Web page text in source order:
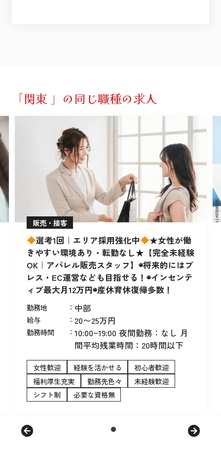
「関東 」の同じ職種の求人
販売・接客
選考1回｜エリア採用強化中
★女性が働
きやすい環境あり・転勤なし★【完全未経験
OK｜アパレル販売スタッフ】◉将来的にはプ
レス・EC運営なども目指せる！◉インセンテ
ィブ最大月12万円◉産休育休復帰多数！
勤務地 ： 中部
給与 ： 20〜25万円
勤務時間 ：10:00~19:00 夜間勤務：なし 月
間平均残業時間：20時間以下
女性歓迎 経験を活かせる
初心者歓迎
福利厚生充実
勤務先色々
未経験歓迎
シフト制
必要な資格無